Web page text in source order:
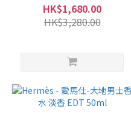
HK$1,680.00
HK$3,280.00